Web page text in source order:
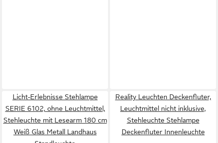
Licht-Erlebnisse Stehlampe
SERIE 6102, ohne Leuchtmittel,
Stehleuchte mit Lesearm 180 cm
Weiß Glas Metall Landhaus
Reality Leuchten Deckenfluter,
Leuchtmittel nicht inklusive,
Stehleuchte Stehlampe
Deckenfluter Innenleuchte